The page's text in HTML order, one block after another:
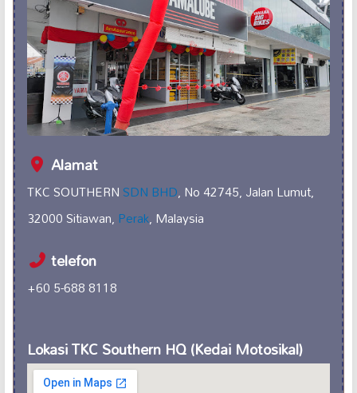
Alamat
TKC SOUTHERNSDN BHD, No 42745, Jalan Lumut,
32000 Sitiawan,Perak, Malaysia
telefon
+60 5-688 8118
Lokasi TKC Southern HQ (Kedai Motosikal)